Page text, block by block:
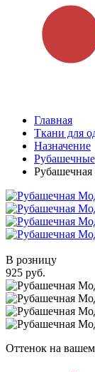
Главная
Ткани для
Назначение
Рубашечные
В розницу
925 руб.
Оттенок на вашем